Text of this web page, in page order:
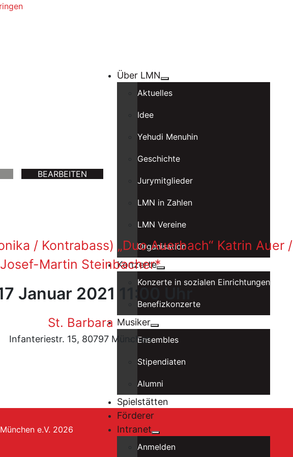
Über LMN
Aktuelles
Idee
Yehudi Menuhin
Geschichte
Jurymitglieder
LMN in Zahlen
LMN Vereine
Organisation
Konzerte
Konzerte in sozialen Einrichtungen
Benefizkonzerte
Musiker
Ensembles
Stipendiaten
Alumni
Spielstätten
Förderer
Intranet
Anmelden
BEARBEITEN
/ Kontrabass) „Duo Auerbach“ Katrin Auer /
Josef-Martin Steinbacher*
Januar 2021 11:00 Uhr
St. Barbara
Infanteriestr. 15, 80797 München
e.V. 2026